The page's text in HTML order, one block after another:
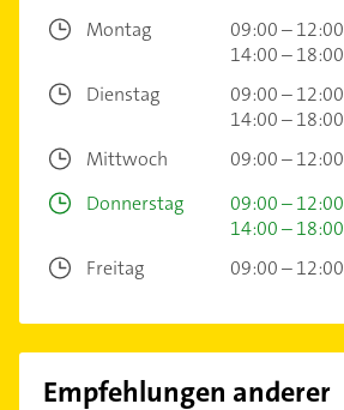
Montag
09:00 – 12:00
14:00 – 18:00
Dienstag
09:00 – 12:00
14:00 – 18:00
Mittwoch
09:00 – 12:00
Donnerstag
09:00 – 12:00
14:00 – 18:00
Freitag
09:00 – 12:00
Empfehlungen anderer